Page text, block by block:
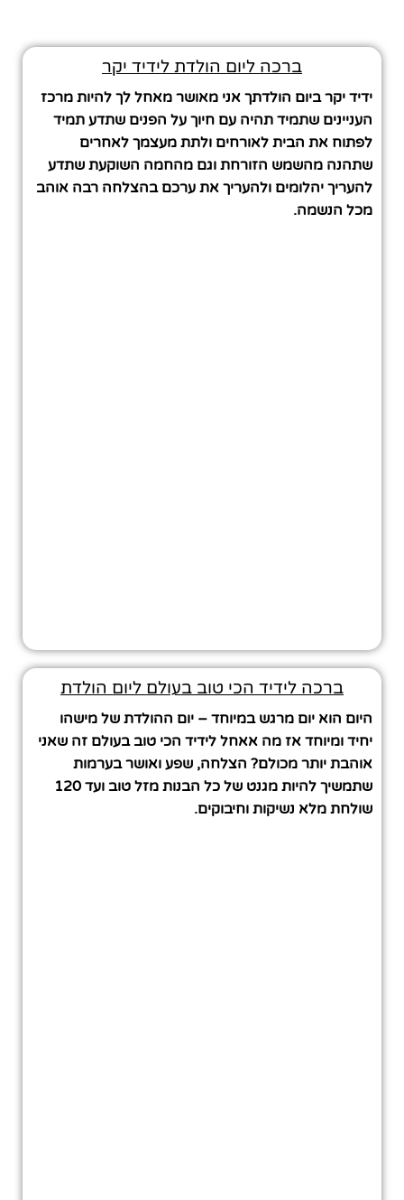
ברכה ליום הולדת לידיד יקר
ידיד יקר ביום הולדתך אני מאושר מאחל לך להיות מרכז
העניינים שתמיד תהיה עם חיוך על הפנים שתדע תמיד
לפתוח את הבית לאורחים ולתת מעצמך לאחרים
שתהנה מהשמש הזורחת וגם מהחמה השוקעת שתדע
להעריך יהלומים ולהעריך את ערכם בהצלחה רבה אוהב
מכל הנשמה.
ברכה לידיד הכי טוב בעולם ליום הולדת
היום הוא יום מרגש במיוחד – יום ההולדת של מישהו
יחיד ומיוחד אז מה אאחל לידיד הכי טוב בעולם זה שאני
אוהבת יותר מכולם? הצלחה, שפע ואושר בערמות
שתמשיך להיות מגנט של כל הבנות מזל טוב ועד 120
שולחת מלא נשיקות וחיבוקים.